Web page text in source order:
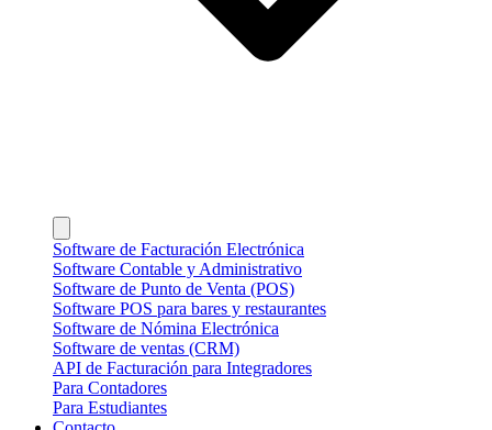
Software de Facturación Electrónica
Software Contable y Administrativo
Software de Punto de Venta (POS)
Software POS para bares y restaurantes
Software de Nómina Electrónica
Software de ventas (CRM)
API de Facturación para Integradores
Para Contadores
Para Estudiantes